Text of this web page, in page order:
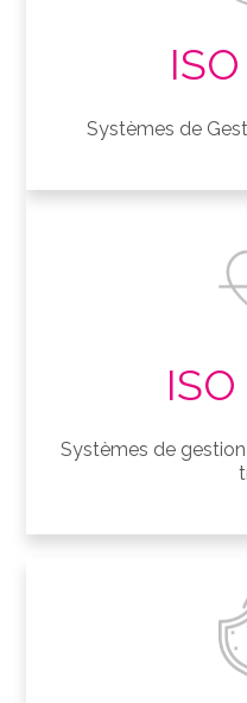
Systèmes de
Systèmes de